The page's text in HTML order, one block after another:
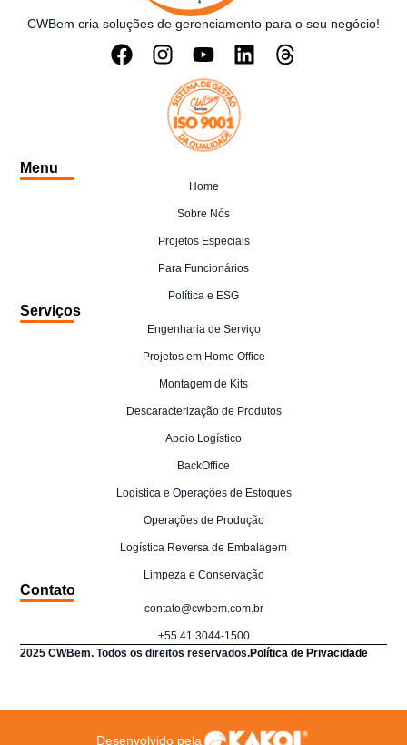
CWBem cria soluções de gerenciamento para o seu negócio!
Menu
Home
Sobre Nós
Projetos Especiais
Para Funcionários
Política e ESG
Serviços
Engenharia de Serviço
Projetos em Home Office
Montagem de Kits
Descaracterização de Produtos
Apoio Logístico
BackOffice
Logística e Operações de Estoques
Operações de Produção
Logística Reversa de Embalagem
Limpeza e Conservação
Contato
contato@cwbem.com.br
+55 41 3044-1500
2025 CWBem. Todos os direitos reservados.Política de Privacidade
Desenvolvido pela